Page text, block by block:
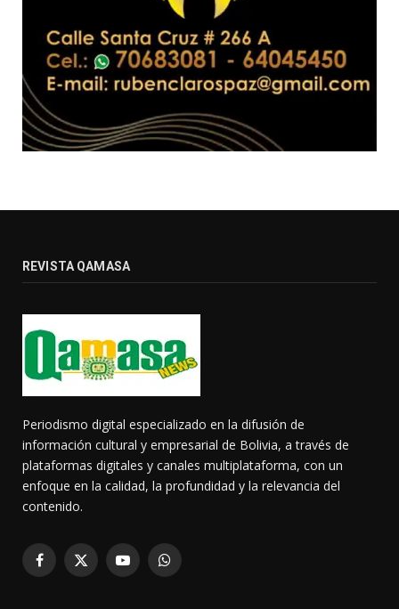
REVISTA QAMASA
Periodismo digital especializado en la difusión de
información cultural y empresarial de Bolivia, a través de
plataformas digitales y canales multiplataforma, con un
enfoque en la calidad, la profundidad y la relevancia del
contenido.
Facebook
X
YouTubeWhatsApp